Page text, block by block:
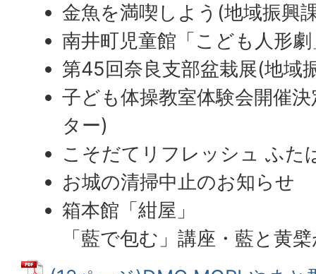
金魚を満喫しよう(地域振興
南井町児童館「こども人形
第45回奈良支部盆栽展(地域
子ども体操教室体験会開催
ター)
こそだてリフレッシュ ふた
お城の清掃中止のお知らせ
箱本館「紺屋」
「藍で包む」講座・藍と黄